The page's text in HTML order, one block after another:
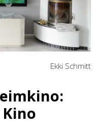
Ekki Schmitt